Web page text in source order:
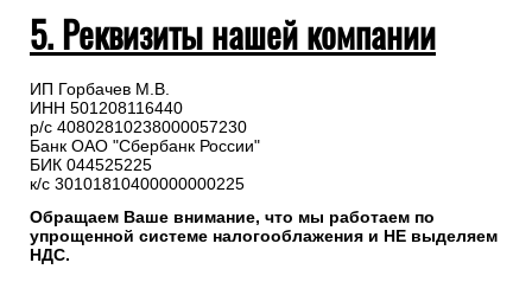
5. Реквизиты нашей компании
ИП Горбачев М.В.
ИНН 501208116440
р/с 40802810238000057230
Банк ОАО "Сбербанк России"
БИК 044525225
к/с 30101810400000000225
Обращаем Ваше внимание, что мы работаем по
упрощенной системе налогооблажения и НЕ выделяем
НДС.